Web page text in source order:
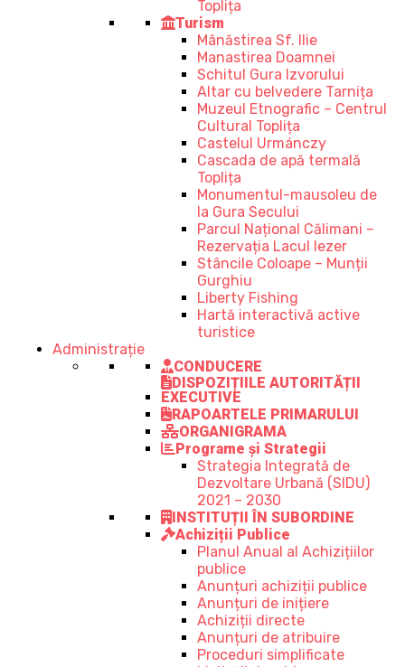
Toplița
Turism
Mânăstirea Sf. Ilie
Manastirea Doamnei
Schitul Gura Izvorului
Altar cu belvedere Tarnița
Muzeul Etnografic – Centrul
Cultural Toplița
Castelul Urmánczy
Cascada de apă termală
Toplița
Monumentul-mausoleu de
la Gura Secului
Parcul Național Călimani –
Rezervația Lacul Iezer
Stâncile Coloape – Munții
Gurghiu
Liberty Fishing
Hartă interactivă active
turistice
Administrație
CONDUCERE
DISPOZIȚIILE AUTORITĂȚII
EXECUTIVE
RAPOARTELE PRIMARULUI
ORGANIGRAMA
Programe și Strategii
Strategia Integrată de
Dezvoltare Urbană (SIDU)
2021 – 2030
INSTITUȚII ÎN SUBORDINE
Achiziții Publice
Planul Anual al Achizițiilor
publice
Anunțuri achiziții publice
Anunțuri de inițiere
Achiziții directe
Anunțuri de atribuire
Proceduri simplificate